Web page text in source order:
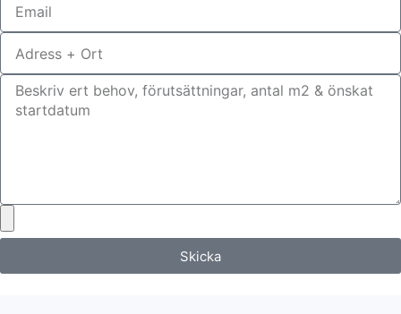
Skicka